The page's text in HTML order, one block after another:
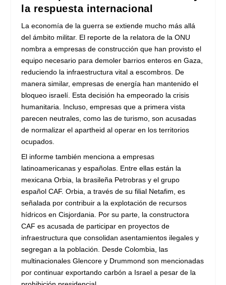
la respuesta internacional
La economía de la guerra se extiende mucho más allá
del ámbito militar. El reporte de la relatora de la ONU
nombra a empresas de construcción que han provisto el
equipo necesario para demoler barrios enteros en Gaza,
reduciendo la infraestructura vital a escombros. De
manera similar, empresas de energía han mantenido el
bloqueo israelí. Esta decisión ha empeorado la crisis
humanitaria. Incluso, empresas que a primera vista
parecen neutrales, como las de turismo, son acusadas
de normalizar el apartheid al operar en los territorios
ocupados.
El informe también menciona a empresas
latinoamericanas y españolas. Entre ellas están la
mexicana Orbia, la brasileña Petrobras y el grupo
español CAF. Orbia, a través de su filial Netafim, es
señalada por contribuir a la explotación de recursos
hídricos en Cisjordania. Por su parte, la constructora
CAF es acusada de participar en proyectos de
infraestructura que consolidan asentamientos ilegales y
segregan a la población. Desde Colombia, las
multinacionales Glencore y Drummond son mencionadas
por continuar exportando carbón a Israel a pesar de la